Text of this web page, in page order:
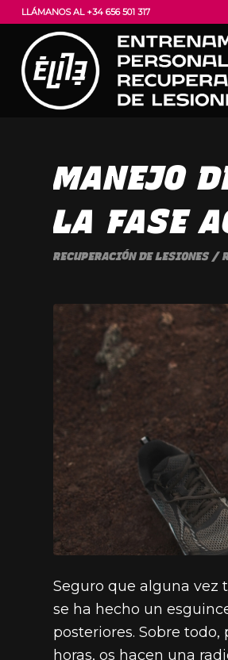
LLÁMANOS AL +34 656 501 317
MANEJO
LA FASE
RECUPERACIÓN DE LESIONES /
Seguro que alguna vez
se ha hecho un
posteriores. Sobre
horas, os hacen una